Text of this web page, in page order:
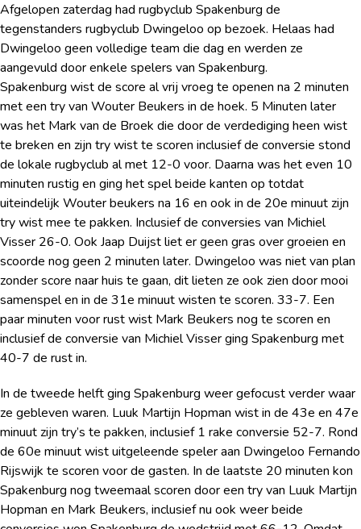
Afgelopen zaterdag had rugbyclub Spakenburg de
tegenstanders rugbyclub Dwingeloo op bezoek. Helaas had
Dwingeloo geen volledige team die dag en werden ze
aangevuld door enkele spelers van Spakenburg.
Spakenburg wist de score al vrij vroeg te openen na 2 minuten
met een try van Wouter Beukers in de hoek. 5 Minuten later
was het Mark van de Broek die door de verdediging heen wist
te breken en zijn try wist te scoren inclusief de conversie stond
de lokale rugbyclub al met 12-0 voor. Daarna was het even 10
minuten rustig en ging het spel beide kanten op totdat
uiteindelijk Wouter beukers na 16 en ook in de 20e minuut zijn
try wist mee te pakken. Inclusief de conversies van Michiel
Visser 26-0. Ook Jaap Duijst liet er geen gras over groeien en
scoorde nog geen 2 minuten later. Dwingeloo was niet van plan
zonder score naar huis te gaan, dit lieten ze ook zien door mooi
samenspel en in de 31e minuut wisten te scoren. 33-7. Een
paar minuten voor rust wist Mark Beukers nog te scoren en
inclusief de conversie van Michiel Visser ging Spakenburg met
40-7 de rust in.
In de tweede helft ging Spakenburg weer gefocust verder waar
ze gebleven waren. Luuk Martijn Hopman wist in de 43e en 47e
minuut zijn try’s te pakken, inclusief 1 rake conversie 52-7. Rond
de 60e minuut wist uitgeleende speler aan Dwingeloo Fernando
Rijswijk te scoren voor de gasten. In de laatste 20 minuten kon
Spakenburg nog tweemaal scoren door een try van Luuk Martijn
Hopman en Mark Beukers, inclusief nu ook weer beide